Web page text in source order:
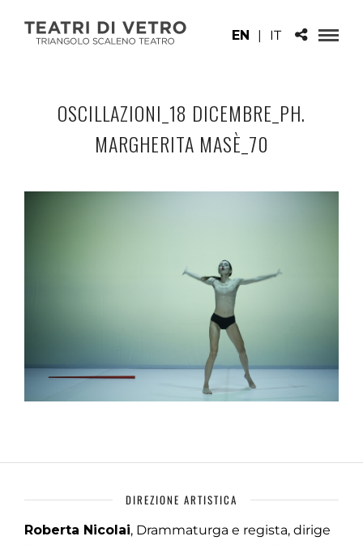
EN | IT
OSCILLAZIONI_18 DICEMBRE_PH.
MARGHERITA MASÈ_70
DIREZIONE ARTISTICA
Roberta Nicolai, Drammaturga e regista, dirige